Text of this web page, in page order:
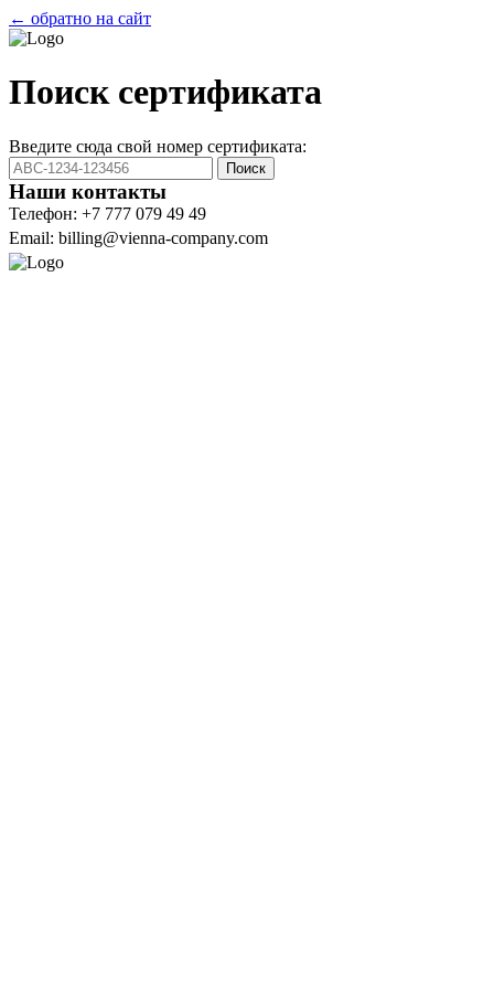
← обратно на сайт
Поиск сертификата
Введите сюда свой номер сертификата:
Поиск
Наши контакты
Телефон: +7 777 079 49 49
Email: billing@vienna-company.com